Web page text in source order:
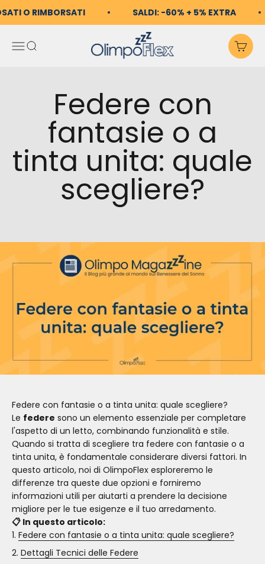
Vai al contenuto
O RIMBORSATI SALDI: -60% + 5% EXTRA
Apri il menu di
Mostra il menu di
OlimpoFlex
Federe con
fantasie o a
tinta unita: quale
scegliere?
Federe con fantasie o a tinta unita: quale scegliere?
Le federe sono un elemento essenziale per completare
l'aspetto di un letto, combinando funzionalità e stile.
Quando si tratta di scegliere tra federe con fantasie o a
tinta unita, è fondamentale considerare diversi fattori. In
questo articolo, noi di OlimpoFlex esploreremo le
differenze tra queste due opzioni e forniremo
informazioni utili per aiutarti a prendere la decisione
migliore per le tue esigenze e il tuo arredamento.
📋 In questo articolo:
Federe con fantasie o a tinta unita: quale scegliere?
Dettagli Tecnici delle Federe